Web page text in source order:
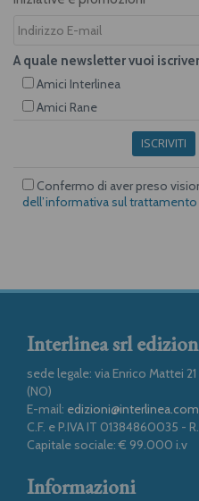
A quale newsletter vuoi
Amici Interlinea
Amici Rane
ISCRIVITI
Confermo di aver preso
dell’informativa sul trattamento
Interlinea srl
sede legale: via Enrico Mattei
(NO)
E-mail: edizioni@interlinea.com
C.F. e P.IVA IT 01384860035 -
Capitale sociale: € 99.000 i.v
Informazioni